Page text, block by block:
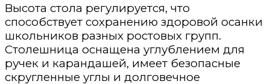
Высота стола регулируется, что
способствует сохранению здоровой осанки
школьников разных ростовых групп.
Столешница оснащена углублением для
ручек и карандашей, имеет безопасные
скругленные углы и долговечное